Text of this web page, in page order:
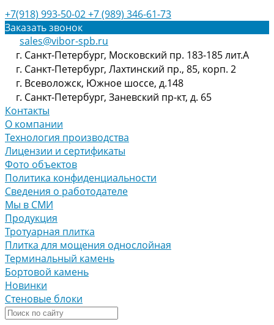
+7(918) 993-50-02+7 (989) 346-61-73
Заказать звонок
sales@vibor-spb.ru
г. Санкт-Петербург, Московский пр. 183-185 лит.А
г. Санкт-Петербург, Лахтинский пр., 85, корп. 2
г. Всеволожск, Южное шоссе, д.148
г. Санкт-Петербург, Заневский пр-кт, д. 65
Контакты
О компании
Технология производства
Лицензии и сертификаты
Фото объектов
Политика конфиденциальности
Сведения о работодателе
Мы в СМИ
Продукция
Тротуарная плитка
Плитка для мощения однослойная
Терминальный камень
Бортовой камень
Новинки
Стеновые блоки